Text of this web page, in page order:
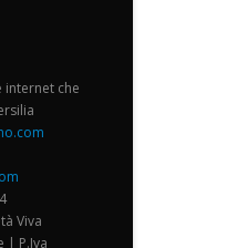
internet che
Viva
| P.Iva